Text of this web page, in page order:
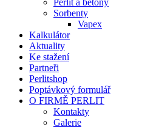
Sorbenty
Vapex
Kalkulátor
Aktuality
Ke stažení
Partneři
Perlitshop
Poptávkový formulář
O FIRMĚ PERLIT
Kontakty
Galerie